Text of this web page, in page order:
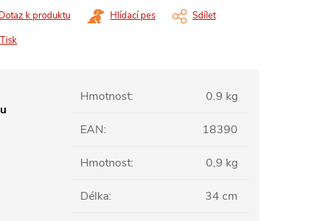
Tisk
Dotaz k produktu Hlídací pes Sdílet
Hmotnost: 0.9 kg
EAN: 18390
Hmotnost: 0,9 kg
Délka: 34 cm